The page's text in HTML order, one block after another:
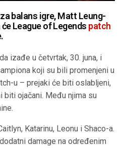
balans igre, Matt Leung-
League of Legends patch
izađe u četvrtak, 30. juna, i
koji su bili promenjeni u
u – prejaki će biti oslabljeni,
biti ojačani. Među njima su
Katarinu, Leonu i Shaco-a.
damage na određenim